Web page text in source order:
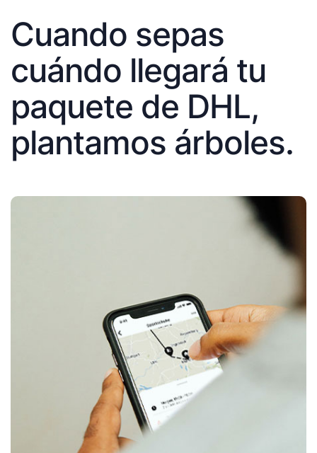
Cuando sepas
cuándo llegará tu
paquete de DHL,
plantamos árboles.